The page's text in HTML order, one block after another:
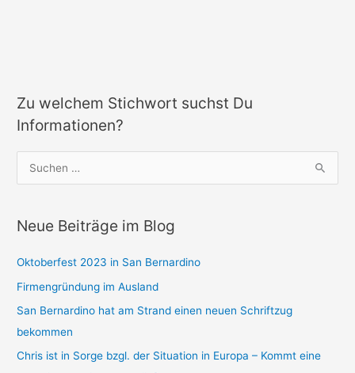
Zu welchem Stichwort suchst Du
Informationen?
u
h
n
n
a
c
h
Neue Beiträge im Blog
Oktoberfest 2023 in San Bernardino
Firmengründung im Ausland
San Bernardino hat am Strand einen neuen Schriftzug
bekommen
Chris ist in Sorge bzgl. der Situation in Europa – Kommt eine